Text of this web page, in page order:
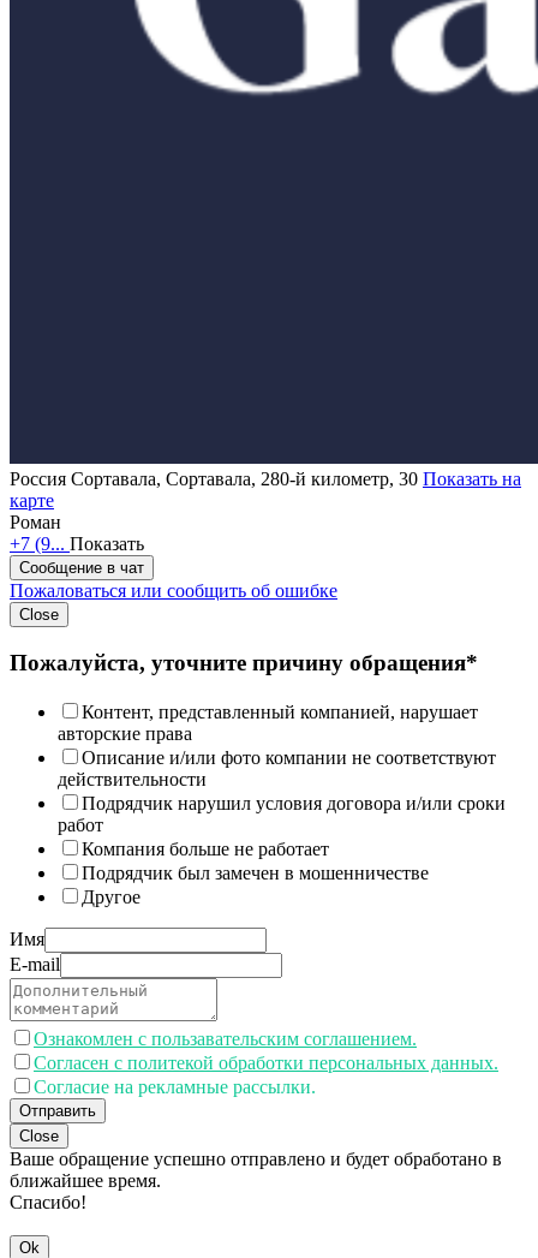
Россия Сортавала, Сортавала, 280-й километр, 30 Показать на
карте
Роман
+7 (9... Показать
Сообщение в чат
Пожаловаться или сообщить об ошибке
Close
Пожалуйста, уточните причину обращения*
Контент, представленный компанией, нарушает
авторские права
Описание и/или фото компании не соответствуют
действительности
Подрядчик нарушил условия договора и/или сроки
работ
Компания больше не работает
Подрядчик был замечен в мошенничестве
Другое
Имя
E-mail
Ознакомлен с пользавательским соглашением.
Согласен с политекой обработки персональных данных.
Согласие на рекламные рассылки.
Отправить
Close
Ваше обращение успешно отправлено и будет обработано в
ближайшее время.
Спасибо!
Ok